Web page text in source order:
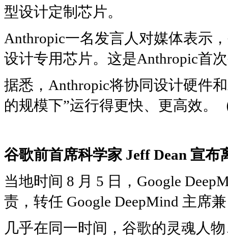
型设计定制芯片。
Anthropic一名发言人对媒体表示
设计专用芯片。这是Anthropic首
据悉，Anthropic将协同设计硬件
的规模下”运行得更快、更高效。
谷歌前首席科学家 Jeff Dean 宣布
当地时间 8 月 5 日，Google
责，转任 Google DeepMind 主席
几乎在同一时间，谷歌的灵魂人